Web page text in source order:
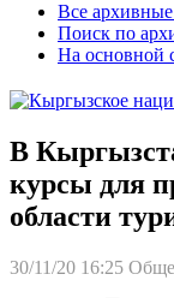
Все
Поиск по
На основной
В
курсы для
области
30/11/20 16:25